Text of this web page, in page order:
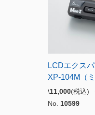
LCDエクス
XP-104M（
\11,000(税込)
No. 10599